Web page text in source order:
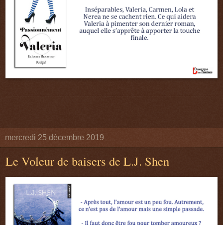
mercredi 25 décembre 2019
Le Voleur de baisers de L.J. Shen